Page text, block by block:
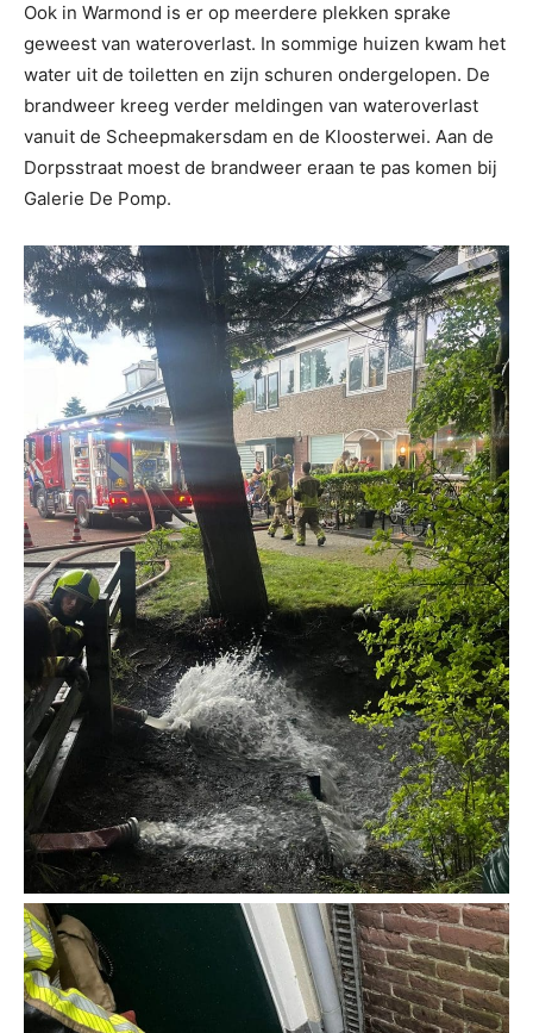
Ook in Warmond is er op meerdere plekken sprake
geweest van wateroverlast. In sommige huizen kwam het
water uit de toiletten en zijn schuren ondergelopen. De
brandweer kreeg verder meldingen van wateroverlast
vanuit de Scheepmakersdam en de Kloosterwei. Aan de
Dorpsstraat moest de brandweer eraan te pas komen bij
Galerie De Pomp.